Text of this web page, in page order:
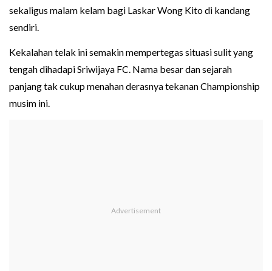
sekaligus malam kelam bagi Laskar Wong Kito di kandang
sendiri.
Kekalahan telak ini semakin mempertegas situasi sulit yang
tengah dihadapi Sriwijaya FC. Nama besar dan sejarah
panjang tak cukup menahan derasnya tekanan Championship
musim ini.